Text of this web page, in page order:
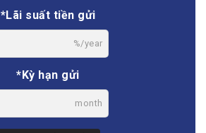
*Lãi suất tiền gửi
%/year
*Kỳ hạn gửi
month